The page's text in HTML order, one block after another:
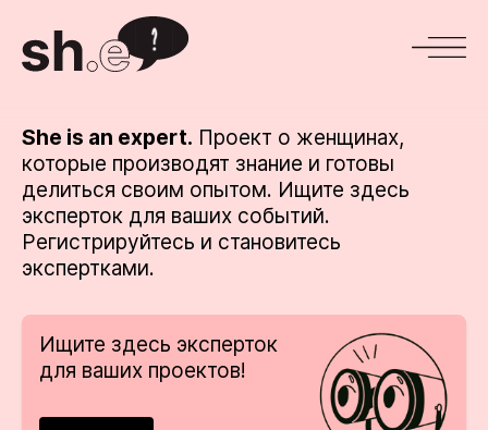
She is an expert Проект о женщинах,
которые производят знание и готовы
делиться своим опытом. Ищите здесь
эксперток для ваших событий.
Регистрируйтесь и становитесь
экспертками.
Ищите здесь эксперток
для ваших проектов!